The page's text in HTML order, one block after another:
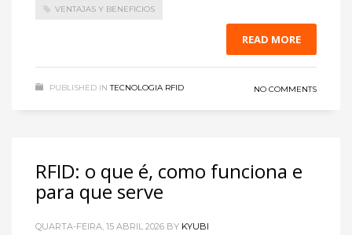
VENTAJAS Y BENEFICIOS
READ MORE
PUBLISHED IN TECNOLOGIA RFID NO COMMENTS
RFID: o que é, como funciona e
para que serve
QUARTA-FEIRA, 15 ABRIL 2026 BY KYUBI